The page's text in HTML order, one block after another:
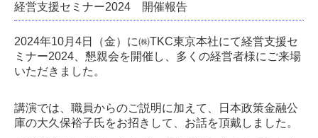
経営支援セミナー2024 開催報告
2024年10月4日（金）に㈱TKC東京本社にて経営支援セ
ミナー2024、懇親会を開催し、 多くの経営者様にご来場
いただきました。
講演では、職員からのご説明に加えて、日本政策金融公
庫の大久保裕子氏をお招きして、お話を頂戴しました。